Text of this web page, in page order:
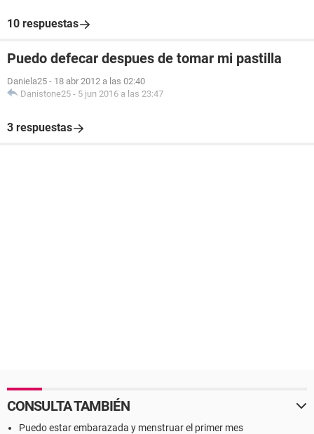
10 respuestas
Puedo defecar despues de tomar mi pastilla
Daniela25 - 18 abr 2012 a las 02:40
Danistone25 - 5 jun 2016 a las 23:47
3 respuestas
CONSULTA TAMBIÉN
Puedo estar embarazada y menstruar el primer mes